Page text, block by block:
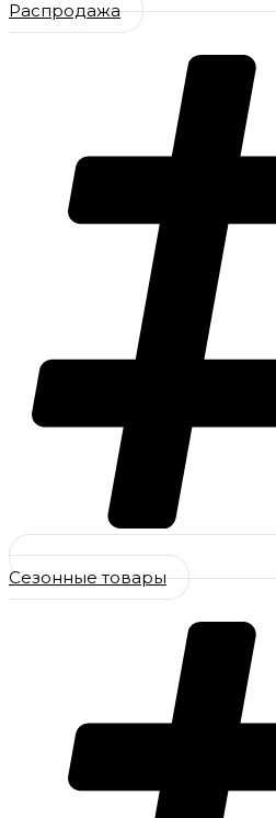
Распродажа
Сезонные товары